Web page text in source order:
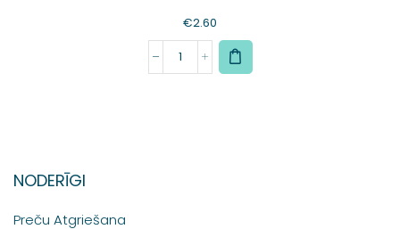
€2.60
NODERĪGI
Preču Atgriešana